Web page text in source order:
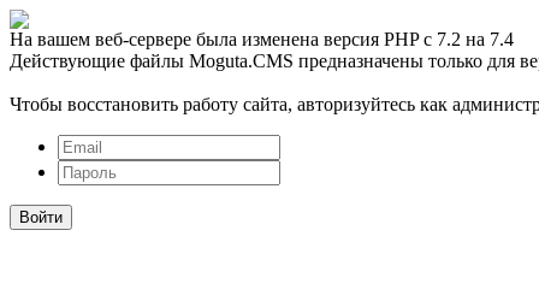
На вашем веб-сервере была изменена версия PHP с 7.2 на 7.4
Действующие файлы Moguta.CMS предназначены только для
Чтобы восстановить работу сайта, авторизуйтесь как
Войти